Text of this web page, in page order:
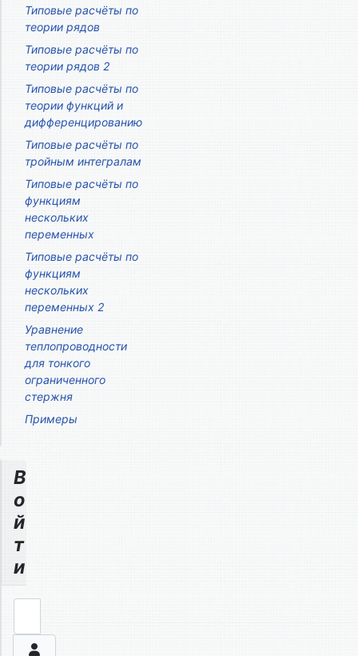
Типовые расчёты по
теории рядов
Типовые расчёты по
теории рядов 2
Типовые расчёты по
теории функций и
дифференцированию
Типовые расчёты по
тройным интегралам
Типовые расчёты по
функциям
нескольких
переменных
Типовые расчёты по
функциям
нескольких
переменных 2
Уравнение
теплопроводности
для тонкого
ограниченного
стержня
Примеры
В
о
й
т
и